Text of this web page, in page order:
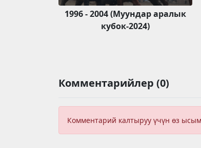
1996 - 2004 (Муундар аралык
кубок-2024)
Комментарийлер (0)
Комментарий калтыруу үчүн өз